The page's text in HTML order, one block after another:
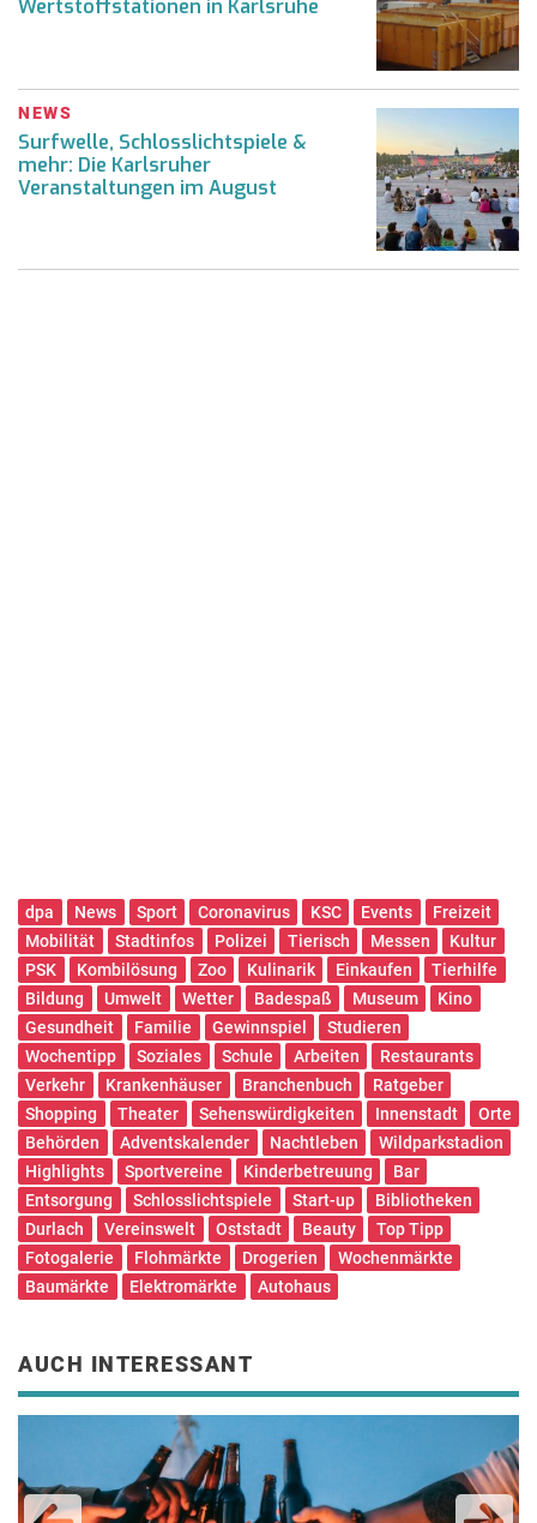
Wertstoffstationen in Karlsruhe
NEWS
Surfwelle, Schlosslichtspiele &
mehr: Die Karlsruher
Veranstaltungen im August
dpa News Sport Coronavirus KSC Events
Freizeit
Mobilität
Stadtinfos Polizei Tierisch Messen
Kultur
PSK
Kombilösung Zoo Kulinarik Einkaufen
Tierhilfe
Bildung
Umwelt Wetter Badespaß Museum
Kino
Gesundheit
Familie Gewinnspiel
Studieren
Wochentipp
Soziales Schule Arbeiten
Restaurants
Verkehr
Krankenhäuser Branchenbuch
Ratgeber
Shopping
Theater Sehenswürdigkeiten Innenstadt
Orte
Behörden
Adventskalender Nachtleben
Wildparkstadion
Highlights
Sportvereine Kinderbetreuung
Bar
Entsorgung
Schlosslichtspiele Start-up
Bibliotheken
Durlach
Vereinswelt Oststadt Beauty
Top Tipp
Fotogalerie
Flohmärkte Drogerien
Wochenmärkte
Baumärkte
Elektromärkte Autohaus
AUCH INTERESSANT